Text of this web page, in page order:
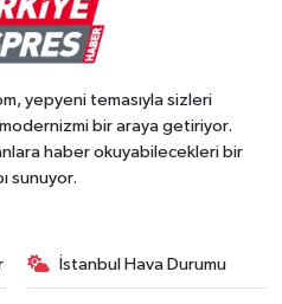
yepyeni temasıyla sizleri
bir araya getiriyor.
haber okuyabilecekleri bir
sunuyor.
İstanbul Hava Durumu